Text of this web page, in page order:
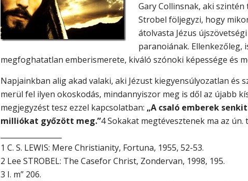
Gary Collinsnak, aki szintén
Strobel följegyzi, hogy
átolvasta Jézus
paranoiának. Ellenkezőleg,
megfoghatatlan emberismerete, kiváló szónoki képessége és
Napjainkban alig akad valaki, aki Jézust kiegyensúlyozatlan és
merül fel ilyen okoskodás, mindannyiszor meg is dől az újabb
megjegyzést tesz ezzel kapcsolatban: „A csaló emberek
milliókat győzött meg.”4 Sokakat megtévesztenek ma az
1 C. S. LEWIS: Mere Christianity, Fortuna, 1955, 52-53.
2 Lee STROBEL: The Casefor Christ, Zondervan, 1998, 195.
3 I. m” 206.